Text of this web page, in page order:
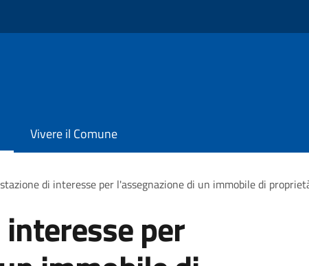
Vivere il Comune
di interesse per l'assegnazione di un immobile di
per